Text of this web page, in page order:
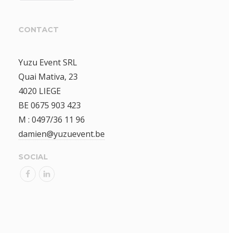
CONTACT
Yuzu Event SRL
Quai Mativa, 23
4020 LIEGE
BE 0675 903 423
M : 0497/36 11 96
damien@yuzuevent.be
SOCIAL